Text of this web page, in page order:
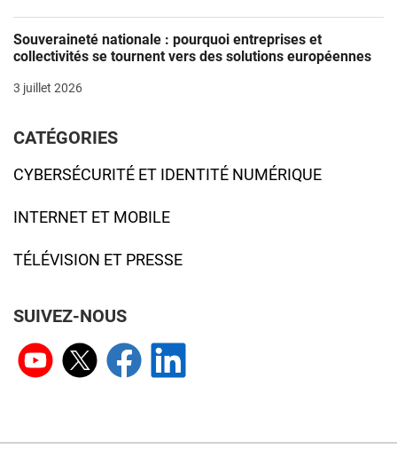
Souveraineté nationale : pourquoi entreprises et
collectivités se tournent vers des solutions européennes
3 juillet 2026
CATÉGORIES
CYBERSÉCURITÉ ET IDENTITÉ NUMÉRIQUE
INTERNET ET MOBILE
TÉLÉVISION ET PRESSE
SUIVEZ-NOUS